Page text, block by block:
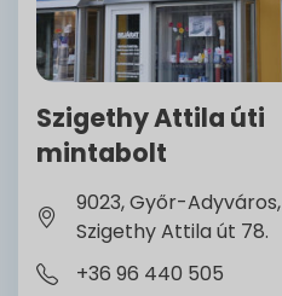
Szigethy Attila úti
mintabolt
9023, Győr-Adyváros,
Szigethy Attila út 78.
+36 96 440 505